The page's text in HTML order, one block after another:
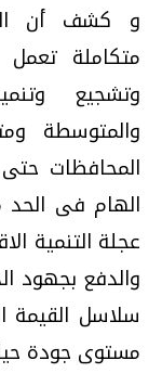
و كشف أن
متكاملة تعمل
وتشجيع
والمتوسطة
المحافظات
الهام فى
عجلة التنمية
والدفع بجهود
سلاسل
مستوى جودة